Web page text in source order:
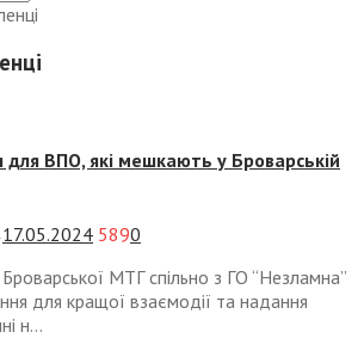
для ВПО, які мешкають у Броварській
17.05.2024 5890
МТГ спільно з ГО “Незламна”
для кращої взаємодії та надання
н...